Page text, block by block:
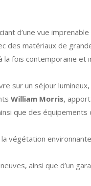
d’une vue
des matériaux de
la fois contemporaine
sur un séjour
William Morris,
que des
végétation
ainsi que d’un